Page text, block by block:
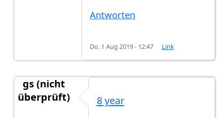
Antworten
Do. 1 Aug 2019 - 12:47 Link
gs (nicht
überprüft)
Ich bin mir nicht sicher, ob…
8 year